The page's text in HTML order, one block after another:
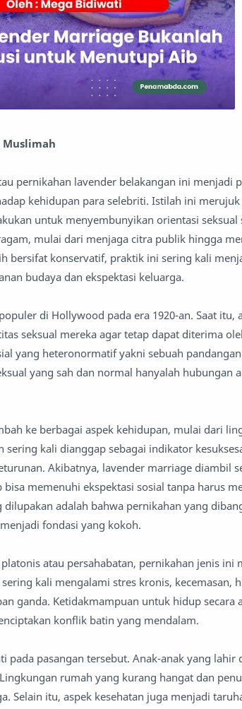
pernikahan lavender belakangan ini menjadi
kehidupan para selebriti. Istilah ini
untuk menyembunyikan orientasi seksual
mulai dari menjaga citra publik hingga
bersifat konservatif, praktik ini sering kali
budaya dan ekspektasi keluarga.
di Hollywood pada era 1920-an. Saat itu,
seksual mereka agar tetap dapat diterima
yang heteronormatif yakni sebuah
yang sah dan normal hanyalah hubungan
ke berbagai aspek kehidupan, mulai dari
sering kali dianggap sebagai indikator
Akibatnya, lavender marriage diambil
memenuhi ekspektasi sosial tanpa harus
adalah bahwa pernikahan yang
fondasi yang kokoh.
atau persahabatan, pernikahan jenis ini
kali mengalami stres kronis, kecemasan,
ganda. Ketidakmampuan untuk hidup secara
konflik batin yang mendalam.
pada pasangan tersebut. Anak-anak yang lahir
rumah yang kurang hangat dan
Selain itu, aspek kesehatan juga menjadi